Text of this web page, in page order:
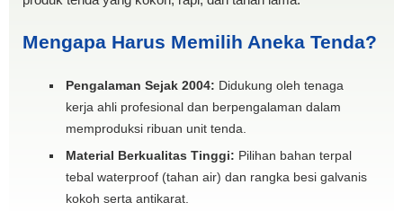
Mengapa Harus Memilih Aneka Tenda?
Pengalaman Sejak 2004: Didukung oleh tenaga
kerja ahli profesional dan berpengalaman dalam
memproduksi ribuan unit tenda.
Material Berkualitas Tinggi: Pilihan bahan terpal
tebal waterproof (tahan air) dan rangka besi galvanis
kokoh serta antikarat.